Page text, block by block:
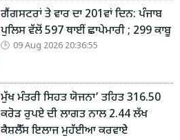
ਗੈਂਗਸਟਰਾਂ ਤੇ ਵਾਰ ਦਾ 201ਵਾਂ ਦਿਨ: ਪੰਜਾਬ
ਪੁਲਿਸ ਵੱਲੋਂ 597 ਥਾਈਂ ਛਾਪੇਮਾਰੀ ; 299 ਕਾਬੂ
09 Aug 2026 20:36:55
ਮੁੱਖ ਮੰਤਰੀ ਸਿਹਤ ਯੋਜਨਾ’ ਤਹਿਤ 316.50
ਕਰੋੜ ਰੁਪਏ ਦੀ ਲਾਗਤ ਨਾਲ 2.44 ਲੱਖ
ਕੈਸ਼ਲੈੱਸ ਇਲਾਜ ਮੁਹੱਈਆ ਕਰਵਾਏੇ